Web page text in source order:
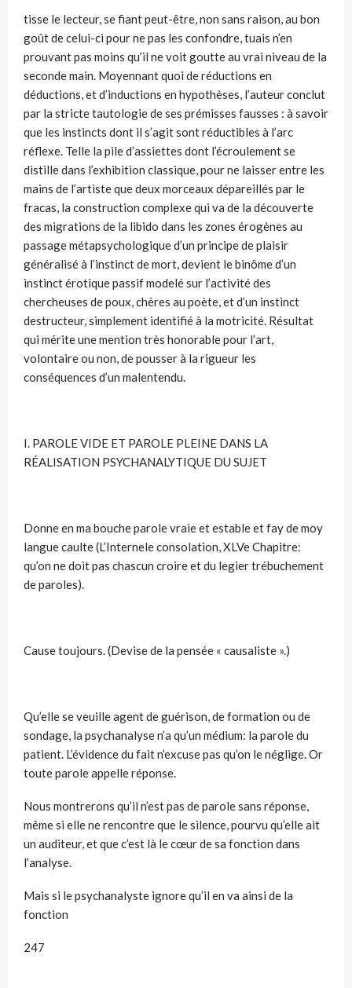
tisse le lecteur, se fiant peut-être, non sans raison, au bon
goût de celui-ci pour ne pas les confondre, tuais n’en
prouvant pas moins qu’il ne voit goutte au vrai niveau de la
seconde main. Moyennant quoi de réductions en
déductions, et d’inductions en hypothèses, l’auteur conclut
par la stricte tautologie de ses prémisses fausses : à savoir
que les instincts dont il s’agit sont réductibles à l’arc
réflexe. Telle la pile d’assiettes dont l’écroulement se
distille dans l’exhibition classique, pour ne laisser entre les
mains de l’artiste que deux morceaux dépareillés par le
fracas, la construction complexe qui va de la découverte
des migrations de la libido dans les zones érogènes au
passage métapsychologique d’un principe de plaisir
généralisé à l’instinct de mort, devient le binôme d’un
instinct érotique passif modelé sur l’activité des
chercheuses de poux, chères au poète, et d’un instinct
destructeur, simplement identifié à la motricité. Résultat
qui mérite une mention très honorable pour l’art,
volontaire ou non, de pousser à la rigueur les
conséquences d’un malentendu.
I. PAROLE VIDE ET PAROLE PLEINE DANS LA
RÉALISATION PSYCHANALYTIQUE DU SUJET
Donne en ma bouche parole vraie et estable et fay de moy
langue caulte (L’Internele consolation, XLVe Chapitre:
qu’on ne doit pas chascun croire et du legier trébuchement
de paroles).
Cause toujours. (Devise de la pensée « causaliste ».)
Qu’elle se veuille agent de guérison, de formation ou de
sondage, la psychanalyse n’a qu’un médium: la parole du
patient. L’évidence du fait n’excuse pas qu’on le néglige. Or
toute parole appelle réponse.
Nous montrerons qu’il n’est pas de parole sans réponse,
même si elle ne rencontre que le silence, pourvu qu’elle ait
un auditeur, et que c’est là le cœur de sa fonction dans
l’analyse.
Mais si le psychanalyste ignore qu’il en va ainsi de la
fonction
247